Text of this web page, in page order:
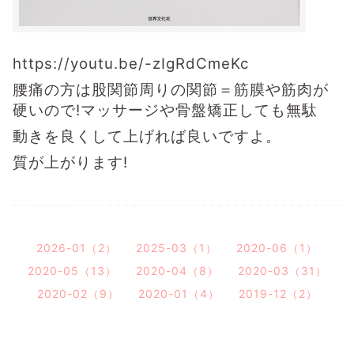
https://youtu.be/-zIgRdCmeKc
腰痛の方は股関節周りの関節＝筋膜や筋肉が
硬いので!マッサージや骨盤矯正しても無駄
動きを良くして上げれば良いですよ。
質が上がります!
2026-01（2） 2025-03（1）
2020-06（1）
2020-05（13）
2020-04（8）
2020-03（31）
2020-02（9）
2020-01（4） 2019-12（2）